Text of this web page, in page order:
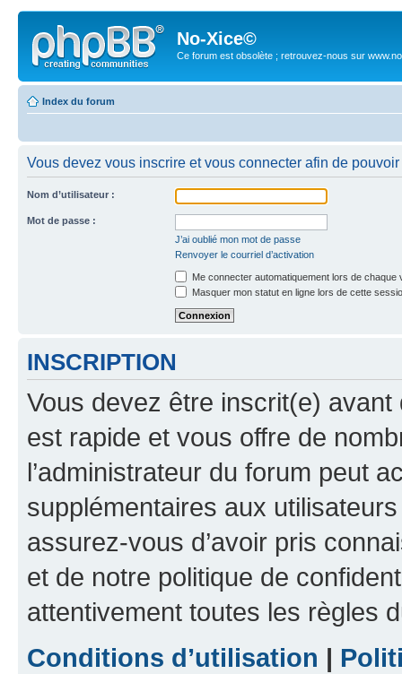
No-Xice©
Ce forum est obsolète ; retrouvez-nous sur
Index du forum
Vous devez vous inscrire et vous connecter afin de
Nom d’utilisateur :
Mot de passe :
J’ai oublié mon mot de passe
Renvoyer le courriel d’activation
Me connecter automatiquement lors de chaque
Masquer mon statut en ligne lors de cette
INSCRIPTION
Vous devez être inscrit(e) avant
est rapide et vous offre de
l’administrateur du forum peut
supplémentaires aux
assurez-vous d’avoir pris
et de notre politique de
attentivement toutes les règles
Conditions d’utilisation |